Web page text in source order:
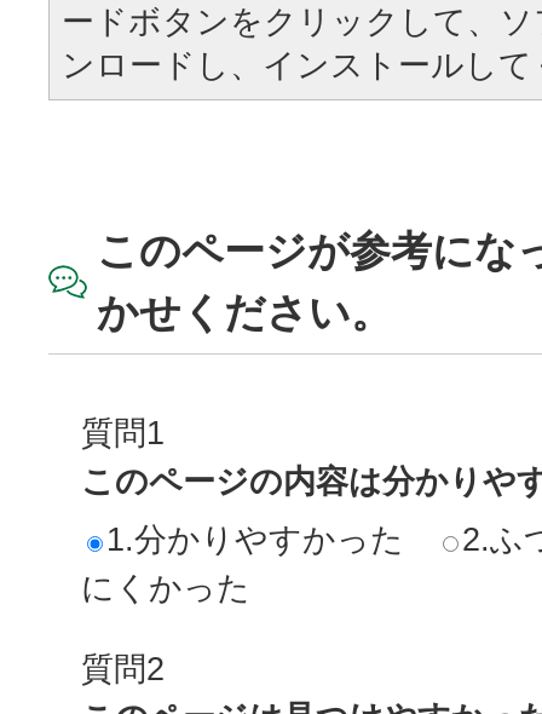
ードボタンをクリックして、
ンロードし、インストールし
このページが参考にな
かせください。
質問1
このページの内容は分かりや
1.分かりやすかった
2.ふ
にくかった
質問2